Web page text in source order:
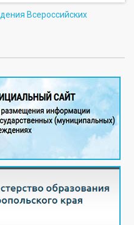
Всероссийских